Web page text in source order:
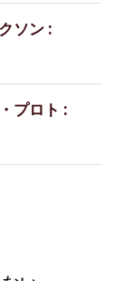
ソン
プロト